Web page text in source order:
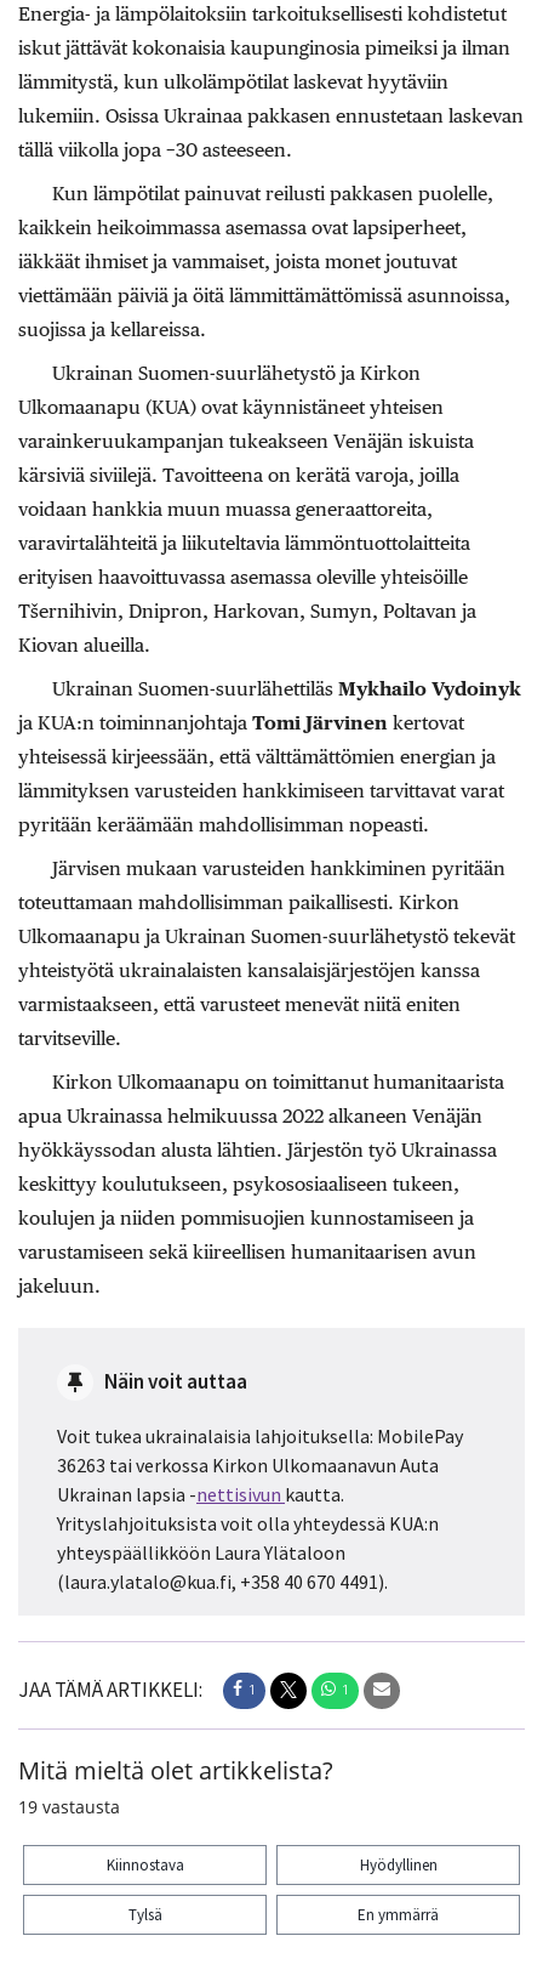
Energia- ja lämpölaitoksiin tarkoituksellisesti kohdistetut
iskut jättävät kokonaisia kaupunginosia pimeiksi ja ilman
lämmitystä, kun ulkolämpötilat laskevat hyytäviin
lukemiin. Osissa Ukrainaa pakkasen ennustetaan laskevan
tällä viikolla jopa −30 asteeseen.
Kun lämpötilat painuvat reilusti pakkasen puolelle,
kaikkein heikoimmassa asemassa ovat lapsiperheet,
iäkkäät ihmiset ja vammaiset, joista monet joutuvat
viettämään päiviä ja öitä lämmittämättömissä asunnoissa,
suojissa ja kellareissa.
Ukrainan Suomen-suurlähetystö ja Kirkon
Ulkomaanapu (KUA) ovat käynnistäneet yhteisen
varainkeruukampanjan tukeakseen Venäjän iskuista
kärsiviä siviilejä. Tavoitteena on kerätä varoja, joilla
voidaan hankkia muun muassa generaattoreita,
varavirtalähteitä ja liikuteltavia lämmöntuottolaitteita
erityisen haavoittuvassa asemassa oleville yhteisöille
Tšernihivin, Dnipron, Harkovan, Sumyn, Poltavan ja
Kiovan alueilla.
Ukrainan Suomen-suurlähettiläs Mykhailo Vydoinyk
ja KUA:n toiminnanjohtaja Tomi Järvinen kertovat
yhteisessä kirjeessään, että välttämättömien energian ja
lämmityksen varusteiden hankkimiseen tarvittavat varat
pyritään keräämään mahdollisimman nopeasti.
Järvisen mukaan varusteiden hankkiminen pyritään
toteuttamaan mahdollisimman paikallisesti. Kirkon
Ulkomaanapu ja Ukrainan Suomen-suurlähetystö tekevät
yhteistyötä ukrainalaisten kansalaisjärjestöjen kanssa
varmistaakseen, että varusteet menevät niitä eniten
tarvitseville.
Kirkon Ulkomaanapu on toimittanut humanitaarista
apua Ukrainassa helmikuussa 2022 alkaneen Venäjän
hyökkäyssodan alusta lähtien. Järjestön työ Ukrainassa
keskittyy koulutukseen, psykososiaaliseen tukeen,
koulujen ja niiden pommisuojien kunnostamiseen ja
varustamiseen sekä kiireellisen humanitaarisen avun
jakeluun.
Näin voit auttaa
Voit tukea ukrainalaisia lahjoituksella: MobilePay
36263 tai verkossa Kirkon Ulkomaanavun Auta
Ukrainan lapsia -nettisivun kautta.
Yrityslahjoituksista voit olla yhteydessä KUA:n
yhteyspäällikköön Laura Ylätaloon
(laura.ylatalo@kua.fi, +358 40 670 4491).
JAA TÄMÄ ARTIKKELI: 1 1
Mitä mieltä olet artikkelista?
19 vastausta
Kiinnostava Hyödyllinen
Tylsä En ymmärrä